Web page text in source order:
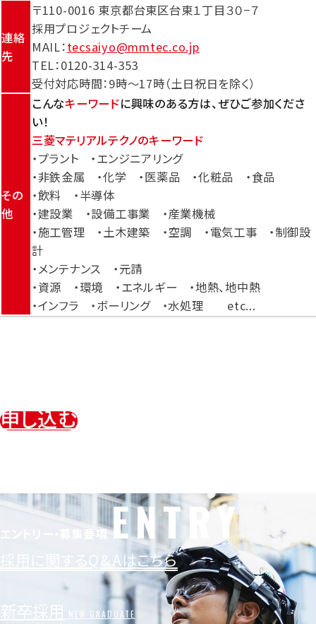
連絡
先
〒110-0016 東京都台東区台東１丁目３０−７
採用プロジェクトチーム
MAIL：tecsaiyo@mmtec.co.jp
TEL：0120-314-353
受付対応時間：9時～17時（土日祝日を除く）
その
他
こんなキーワードに興味のある方は、ぜひご参加くださ
い！
三菱マテリアルテクノのキーワード
・プラント ・エンジニアリング
・非鉄金属 ・化学 ・医薬品 ・化粧品 ・食品
・飲料 ・半導体
・建設業 ・設備工事業 ・産業機械
・施工管理 ・土木建築 ・空調 ・電気工事 ・制御設
計
・メンテナンス ・元請
・資源 ・環境 ・エネルギー ・地熱、地中熱
・インフラ ・ボーリング ・水処理 etc...
申し込む
エントリー・募集要項 ENTRY
採用に関するQ＆Aはこちら
新卒採用 NEW GRADUATE